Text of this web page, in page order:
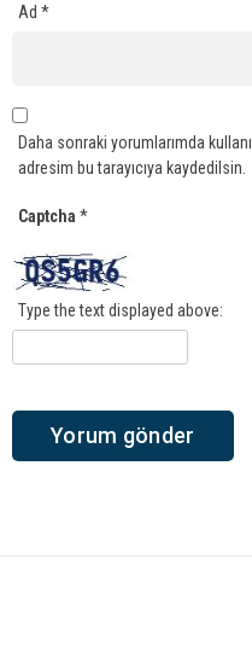
Ad *
Daha sonraki yorumlarımda
adresim bu tarayıcıya kaydedilsin.
Captcha *
Type the text displayed above: